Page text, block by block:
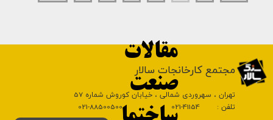
مقالات
صنعت
​مجتمع کارخانجات سالار
تهران ، سهروردی شمالی ، خیابان کوروش شماره 57
تلفن : 41154-021 88500500-021